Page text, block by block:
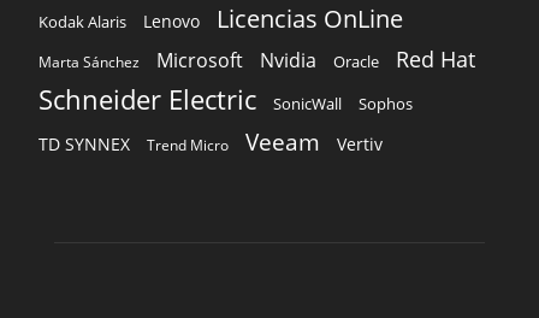
Kodak Alaris Lenovo Licencias OnLine
Marta Sánchez Microsoft Nvidia Oracle Red Hat
Schneider Electric SonicWall Sophos
TD SYNNEX Trend Micro Veeam Vertiv